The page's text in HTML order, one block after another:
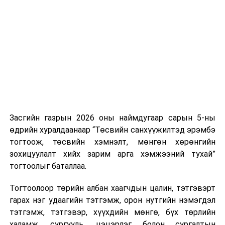
Шинэ хууль Францын зах зээлд үйлчилдэг гадаадын
дуудлагын төвүүдэд нөлөөлөхөөр байна. Тухайлбал,
Мароккогийн дуудлагын төвүүдийн орлогын 80 гаруй
хувь Францын зах зээлээс бүрддэг бөгөөд тус улсын
40–50 мянган ажлын байр эрсдэлд орж болзошгүйг
Засгийн газрын 2026 оны наймдугаар сарын 5-ны
өдрийн хуралдаанаар “Төсвийн санхүүжилтэд эрэмбэ
тогтоож, төсвийн хэмнэлт, мөнгөн хөрөнгийн
зохицуулалт хийх зарим арга хэмжээний тухай”
тогтоолыг баталлаа.
Тогтоолоор төрийн албан хаагчдын цалин, тэтгэвэрт
гарах нэг удаагийн тэтгэмж, орон нутгийн нэмэгдэл
тэтгэмж, тэтгэвэр, хүүхдийн мөнгө, бүх төрлийн